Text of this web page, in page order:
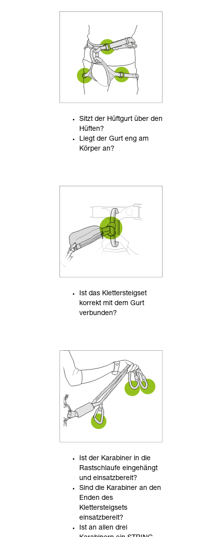
Sitzt der Hüftgurt über den
Hüften?
Liegt der Gurt eng am
Körper an?
Ist das Klettersteigset
korrekt mit dem Gurt
verbunden?
Ist der Karabiner in die
Rastschlaufe eingehängt
und einsatzbereit?
Sind die Karabiner an den
Enden des
Klettersteigsets
einsatzbereit?
Ist an allen drei